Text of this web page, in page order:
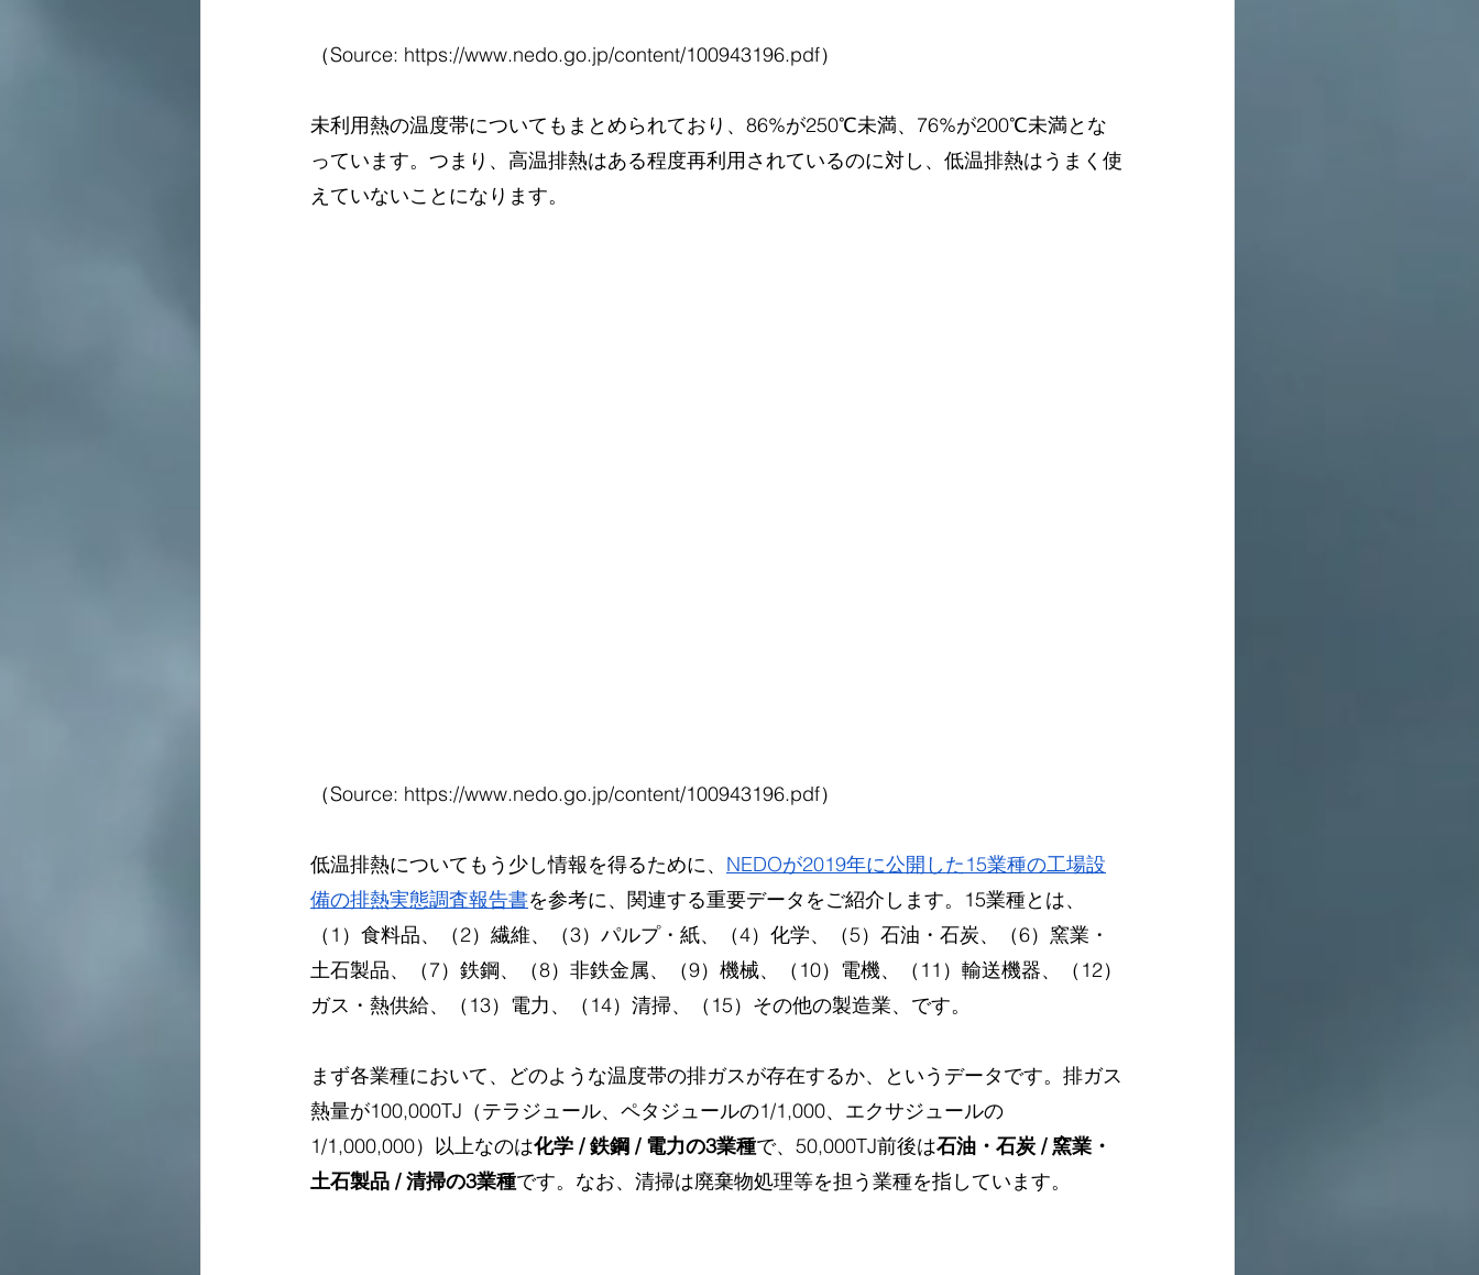
（Source: https://www.nedo.go.jp/content/100943196.pdf）
未利用熱の温度帯についてもまとめられており、86%が250℃未満、76%が200℃未満とな
っています。つまり、高温排熱はある程度再利用されているのに対し、低温排熱はうまく使
えていないことになります。
（Source: https://www.nedo.go.jp/content/100943196.pdf）
低温排熱についてもう少し情報を得るために、 NEDOが2019年に公開した15業種の工場設
備の排熱実態調査報告書を参考に、関連する重要データをご紹介します。15業種とは、
（1）食料品、（2）繊維、（3）パルプ・紙、（4）化学、（5）石油・石炭、（6）窯業・
土石製品、（7）鉄鋼、（8）非鉄金属、（9）機械、（10）電機、（11）輸送機器、（12）
ガス・熱供給、（13）電力、（14）清掃、（15）その他の製造業、です。
まず各業種において、どのような温度帯の排ガスが存在するか、というデータです。排ガス
熱量が100,000TJ（テラジュール、ペタジュールの1/1,000、エクサジュールの
1/1,000,000）以上なのは化学 / 鉄鋼 / 電力の3業種で、50,000TJ前後は石油・石炭 / 窯業・
土石製品 / 清掃の3業種です。なお、清掃は廃棄物処理等を担う業種を指しています。